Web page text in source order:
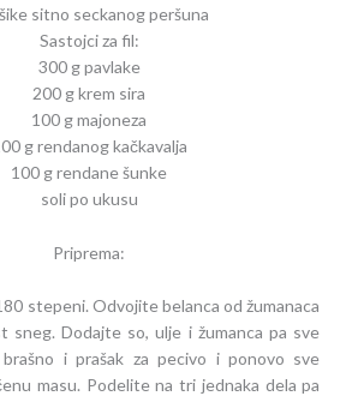
sitno seckanog peršuna
Sastojci za fil:
300 g pavlake
200 g krem sira
100 g majoneza
g rendanog kačkavalja
100 g rendane šunke
soli po ukusu
Priprema:
stepeni. Odvojite belanca od žumanaca
Dodajte so, ulje i žumanca pa sve
i prašak za pecivo i ponovo sve
masu. Podelite na tri jednaka dela pa